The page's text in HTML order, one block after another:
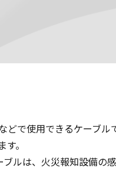
で使用できるケーブル
。
ルは、火災報知設備の